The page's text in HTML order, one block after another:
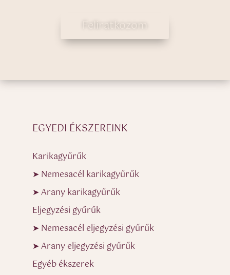
Feliratkozom
EGYEDI ÉKSZEREINK
Karikagyűrűk
➤ Nemesacél karikagyűrűk
➤ Arany karikagyűrűk
Eljegyzési gyűrűk
➤ Nemesacél eljegyzési gyűrűk
➤ Arany eljegyzési gyűrűk
Egyéb ékszerek